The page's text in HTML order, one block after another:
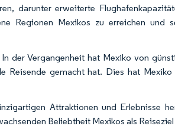
darunter erweiterte
Regionen Mexikos zu erreichen und
der Vergangenheit hat Mexiko von
Reisende gemacht hat. Dies hat
Attraktionen und Erlebnisse
Beliebtheit Mexikos als